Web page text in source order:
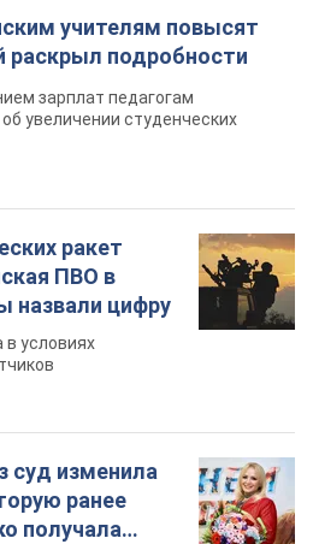
учителям повысят
раскрыл подробности
зарплат педагогам
увеличении студенческих
ракет
ПВО в
назвали цифру
в условиях
суд изменила
ранее
получала